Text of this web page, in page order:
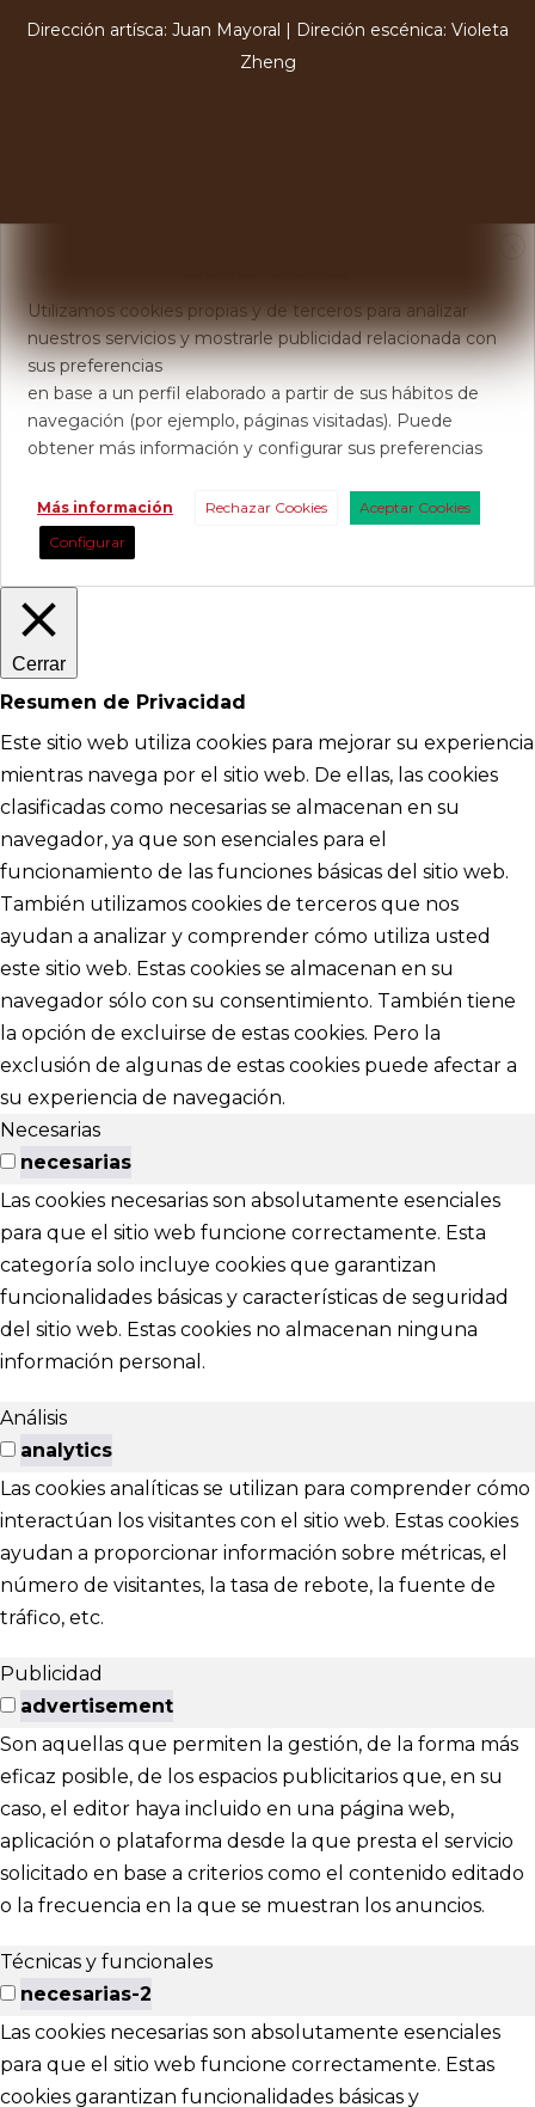
Dirección artísca: Juan Mayoral | Direción escénica: Violeta
Zheng
Utilizamos cookies propias y de terceros para analizar
nuestros servicios y mostrarle publicidad relacionada con
sus preferencias
en base a un perfil elaborado a partir de sus hábitos de
navegación (por ejemplo, páginas visitadas). Puede
obtener más información y configurar sus preferencias
Más información Rechazar Cookies
Aceptar Cookies
Configurar
Cerrar
Resumen de Privacidad
Este sitio web utiliza cookies para mejorar su experiencia
mientras navega por el sitio web. De ellas, las cookies
clasificadas como necesarias se almacenan en su
navegador, ya que son esenciales para el
funcionamiento de las funciones básicas del sitio web.
También utilizamos cookies de terceros que nos
ayudan a analizar y comprender cómo utiliza usted
este sitio web. Estas cookies se almacenan en su
navegador sólo con su consentimiento. También tiene
la opción de excluirse de estas cookies. Pero la
exclusión de algunas de estas cookies puede afectar a
su experiencia de navegación.
Necesarias
necesarias
Las cookies necesarias son absolutamente esenciales
para que el sitio web funcione correctamente. Esta
categoría solo incluye cookies que garantizan
funcionalidades básicas y características de seguridad
del sitio web. Estas cookies no almacenan ninguna
información personal.
Análisis
analytics
Las cookies analíticas se utilizan para comprender cómo
interactúan los visitantes con el sitio web. Estas cookies
ayudan a proporcionar información sobre métricas, el
número de visitantes, la tasa de rebote, la fuente de
tráfico, etc.
Publicidad
advertisement
Son aquellas que permiten la gestión, de la forma más
eficaz posible, de los espacios publicitarios que, en su
caso, el editor haya incluido en una página web,
aplicación o plataforma desde la que presta el servicio
solicitado en base a criterios como el contenido editado
o la frecuencia en la que se muestran los anuncios.
Técnicas y funcionales
necesarias-2
Las cookies necesarias son absolutamente esenciales
para que el sitio web funcione correctamente. Estas
cookies garantizan funcionalidades básicas y